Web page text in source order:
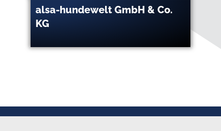
alsa-hundewelt GmbH & Co.
KG